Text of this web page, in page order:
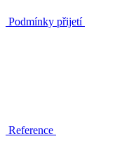
Podmínky přijetí
Reference